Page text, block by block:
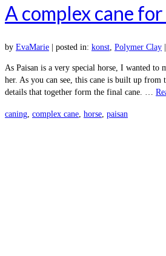
A complex cane for
by EvaMarie posted in: konst, Polymer Clay
As Paisan is a very special horse, I wanted to
her. As you can see, this cane is built up
details that together form the final cane. …
caning, complex cane, horse, paisan